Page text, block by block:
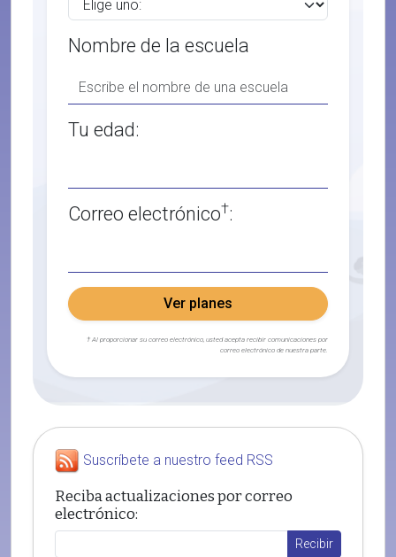
Nombre de la escuela
Tu edad:
Correo electrónico†:
Ver planes
† Al proporcionar su correo electrónico, usted acepta recibir comunicaciones por
correo electrónico de nuestra parte.
Suscríbete a nuestro feed RSS
Reciba actualizaciones por correo
electrónico: